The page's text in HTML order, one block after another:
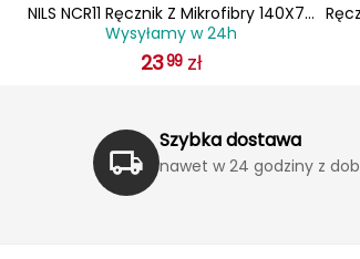
NILS NCR11 Ręcznik Z Mikrofibry 140X70
cm
Wysyłamy w 24h
2399 zł
Szybka dostawa
nawet w 24 godziny z